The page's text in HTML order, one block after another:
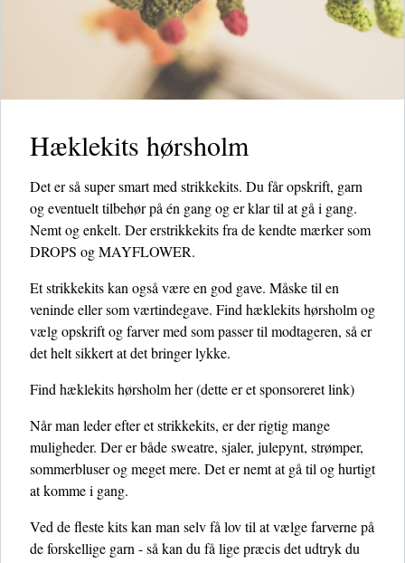
Hæklekits hørsholm
Det er så super smart med strikkekits. Du får opskrift, garn
og eventuelt tilbehør på én gang og er klar til at gå i gang.
Nemt og enkelt. Der erstrikkekits fra de kendte mærker som
DROPS og MAYFLOWER.
Et strikkekits kan også være en god gave. Måske til en
veninde eller som værtindegave. Find hæklekits hørsholm og
vælg opskrift og farver med som passer til modtageren, så er
det helt sikkert at det bringer lykke.
Find hæklekits hørsholm her(dette er et sponsoreret link)
Når man leder efter et strikkekits, er der rigtig mange
muligheder. Der er både sweatre, sjaler, julepynt, strømper,
sommerbluser og meget mere. Det er nemt at gå til og hurtigt
at komme i gang.
Ved de fleste kits kan man selv få lov til at vælge farverne på
de forskellige garn - så kan du få lige præcis det udtryk du